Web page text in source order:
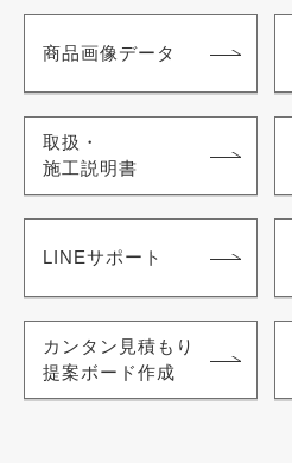
商品画像データ
取扱・
施工説明書
LINEサポート
カンタン見積もり
提案ボード作成